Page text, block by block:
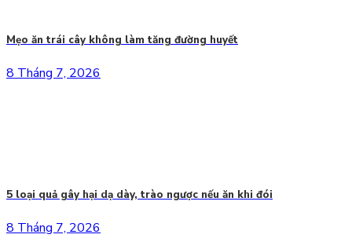
Mẹo ăn trái cây không làm tăng đường huyết
8 Tháng 7, 2026
5 loại quả gây hại dạ dày, trào ngược nếu ăn khi đói
8 Tháng 7, 2026